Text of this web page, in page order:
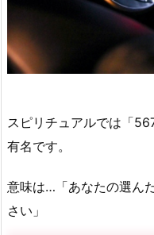
スピリチュアルでは「
有名です。
意味は…「あなたの選ん
さい」